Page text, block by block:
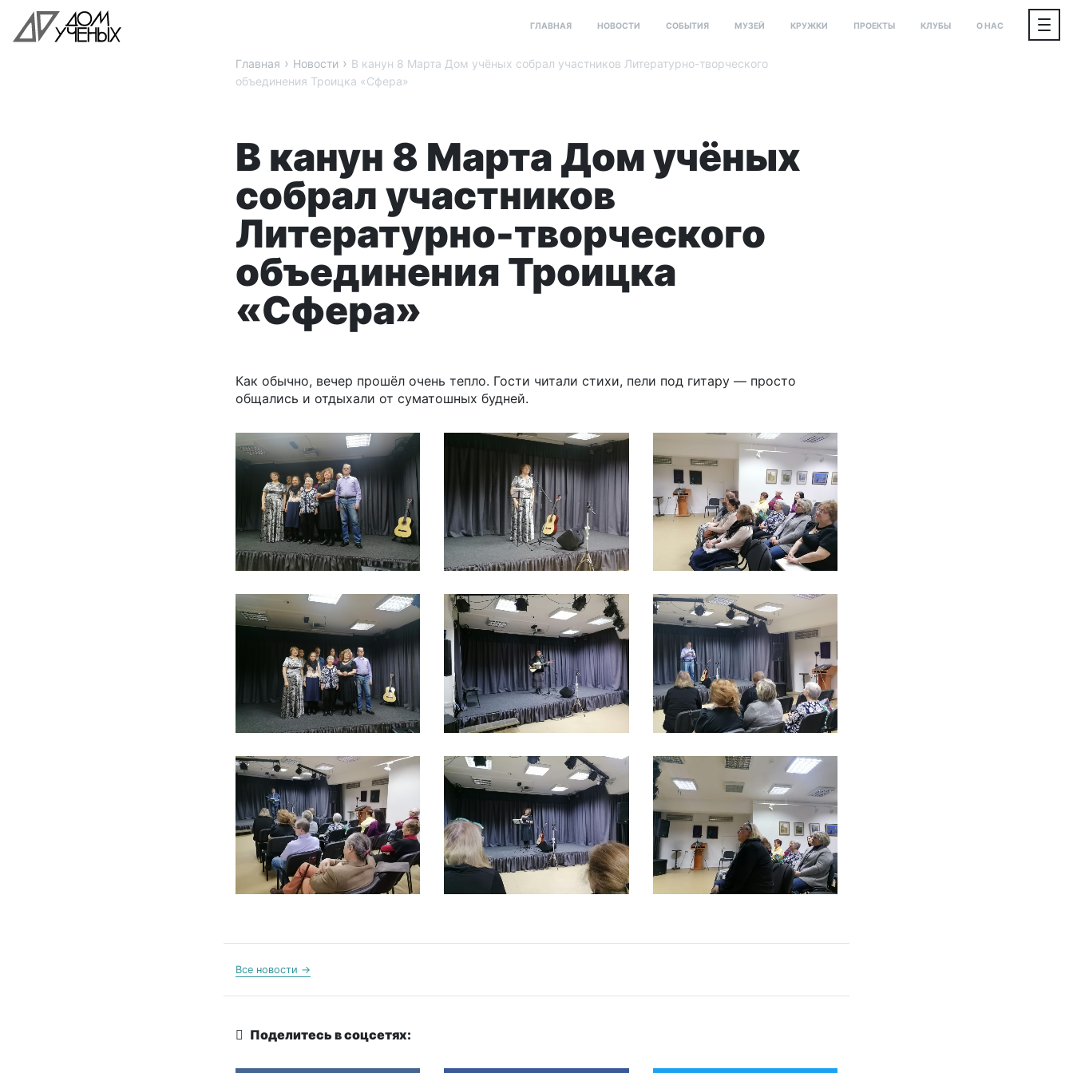
ГЛАВНАЯ НОВОСТИ СОБЫТИЯ МУЗЕЙ КРУЖКИ ПРОЕКТЫ КЛУБЫ О НАС
Главная › Новости › В канун 8 Марта Дом учёных собрал участников Литературно-творческого
объединения Троицка «Сфера»
В канун 8 Марта Дом учёных
собрал участников
Литературно-творческого
объединения Троицка
«Сфера»
Как обычно, вечер прошёл очень тепло. Гости читали стихи, пели под гитару — просто
общались и отдыхали от суматошных будней.
Все новости →
Поделитесь в соцсетях: